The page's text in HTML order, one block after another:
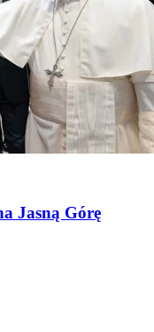
Jasną Górę